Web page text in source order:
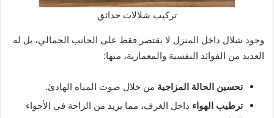
تركيب شلالات حدائق
وجود شلال داخل المنزل لا يقتصر فقط على الجانب الجمالي، بل له
العديد من الفوائد النفسية والمعمارية، منها:
تحسين الحالة المزاجية من خلال صوت المياه الهادئ.
ترطيب الهواء داخل الغرف، مما يزيد من الراحة في الأجواء